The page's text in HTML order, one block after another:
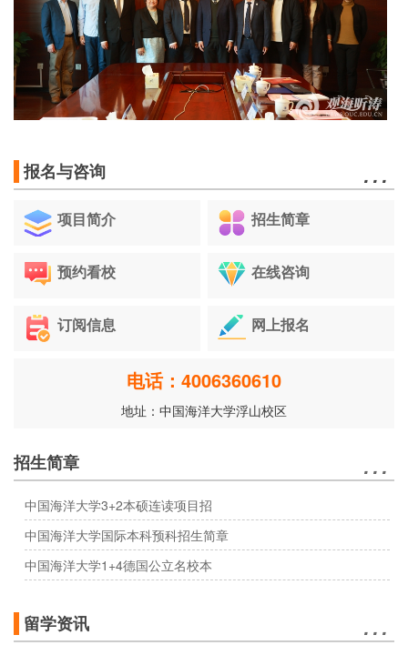
报名与咨询 …
项目简介 招生简章
预约看校 在线咨询
订阅信息 网上报名
电话：4006360610
地址：中国海洋大学浮山校区
招生简章 …
中国海洋大学3+2本硕连读项目招
中国海洋大学国际本科预科招生简章
中国海洋大学1+4德国公立名校本
留学资讯 …